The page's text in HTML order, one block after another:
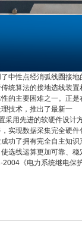
中性点经消弧线圈接
统算法的接地选线装
的主要困难之一。正
技术，推出了最新一
用先进的软硬件设计
实现数据采集完全硬
功了拥有完全自主知
选线运算更加可靠、
《电力系统继电保